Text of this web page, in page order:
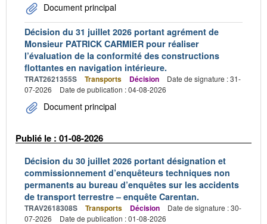
Document principal
Décision du 31 juillet 2026 portant agrément de
Monsieur PATRICK CARMIER pour réaliser
l’évaluation de la conformité des constructions
flottantes en navigation intérieure.
TRAT2621355S Transports Décision
Date de signature : 31-
07-2026
Date de publication : 04-08-2026
Document principal
Publié le : 01-08-2026
Décision du 30 juillet 2026 portant désignation et
commissionnement d’enquêteurs techniques non
permanents au bureau d’enquêtes sur les accidents
de transport terrestre – enquête Carentan.
TRAV2618308S Transports Décision
Date de signature : 30-
07-2026
Date de publication : 01-08-2026